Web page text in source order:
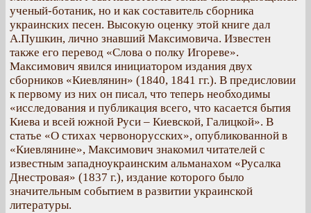
ученый-ботаник, но и как составитель сборника
украинских песен. Высокую оценку этой книге дал
А.Пушкин, лично знавший Максимовича. Известен
также его перевод «Слова о полку Игореве».
Максимович явился инициатором издания двух
сборников «Киевлянин» (1840, 1841 гг.). В предисловии
к первому из них он писал, что теперь необходимы
«исследования и публикация всего, что касается бытия
Киева и всей южной Руси – Киевской, Галицкой». В
статье «О стихах червонорусских», опубликованной в
«Киевлянине», Максимович знакомил читателей с
известным западноукраинским альманахом «Русалка
Днестровая» (1837 г.), издание которого было
значительным событием в развитии украинской
литературы.